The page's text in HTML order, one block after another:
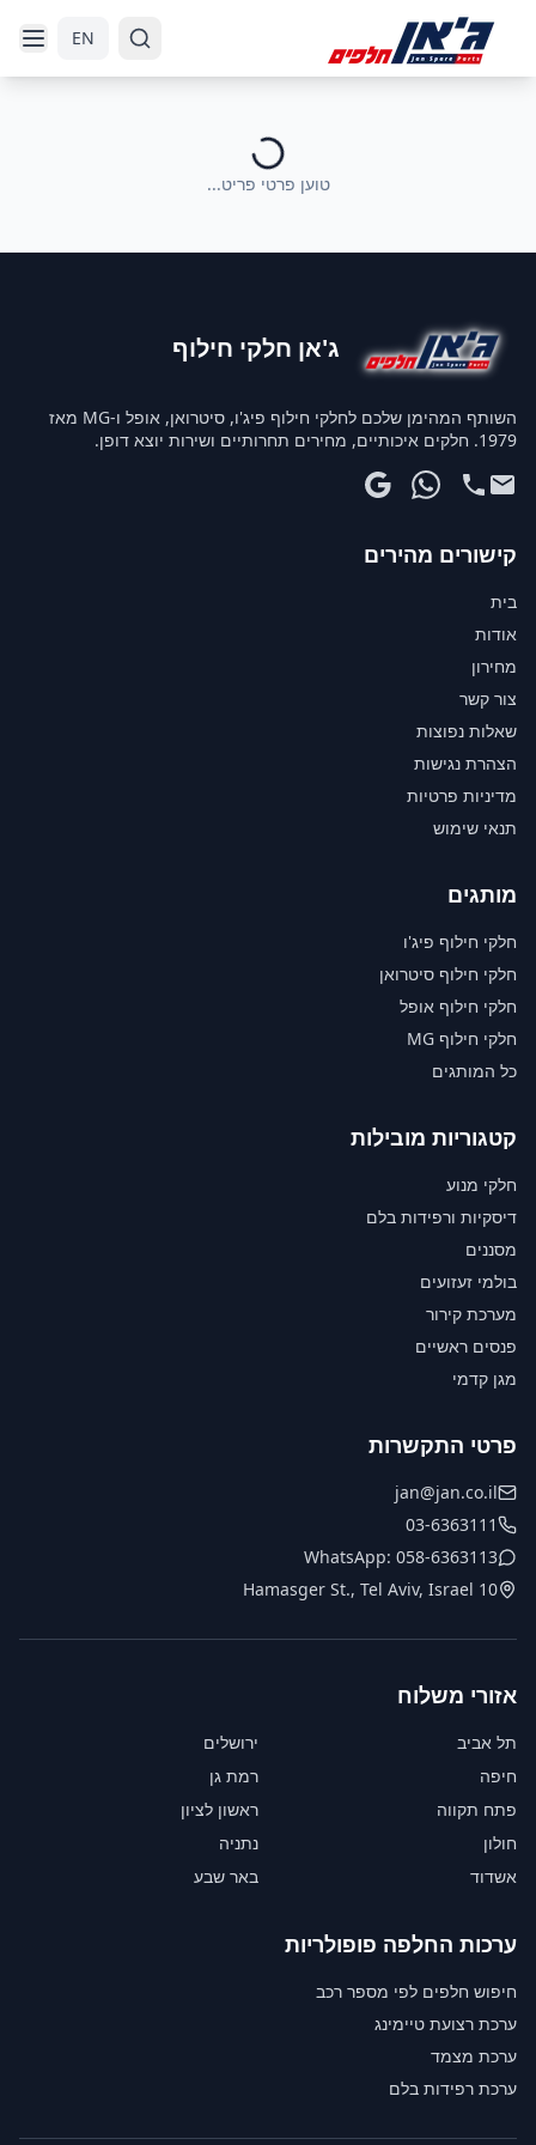
EN
טוען פרטי פריט...
ג'אן חלקי חילוף
השותף המהימן שלכם לחלקי חילוף פיג'ו, סיטרואן, אופל ו-MG מאז
1979. חלקים איכותיים, מחירים תחרותיים ושירות יוצא דופן.
קישורים מהירים
בית
אודות
מחירון
צור קשר
שאלות נפוצות
הצהרת נגישות
מדיניות פרטיות
תנאי שימוש
מותגים
חלקי חילוף פיג'ו
חלקי חילוף סיטרואן
חלקי חילוף אופל
חלקי חילוף MG
כל המותגים
קטגוריות מובילות
חלקי מנוע
דיסקיות ורפידות בלם
מסננים
בולמי זעזועים
מערכת קירור
פנסים ראשיים
מגן קדמי
פרטי התקשרות
jan@jan.co.il
03-6363111
WhatsApp: 058-6363113
10 Hamasger St., Tel Aviv, Israel
אזורי משלוח
תל אביב
ירושלים
חיפה
רמת גן
פתח תקווה
ראשון לציון
חולון
נתניה
אשדוד
באר שבע
ערכות החלפה פופולריות
חיפוש חלפים לפי מספר רכב
ערכת רצועת טיימינג
ערכת מצמד
ערכת רפידות בלם